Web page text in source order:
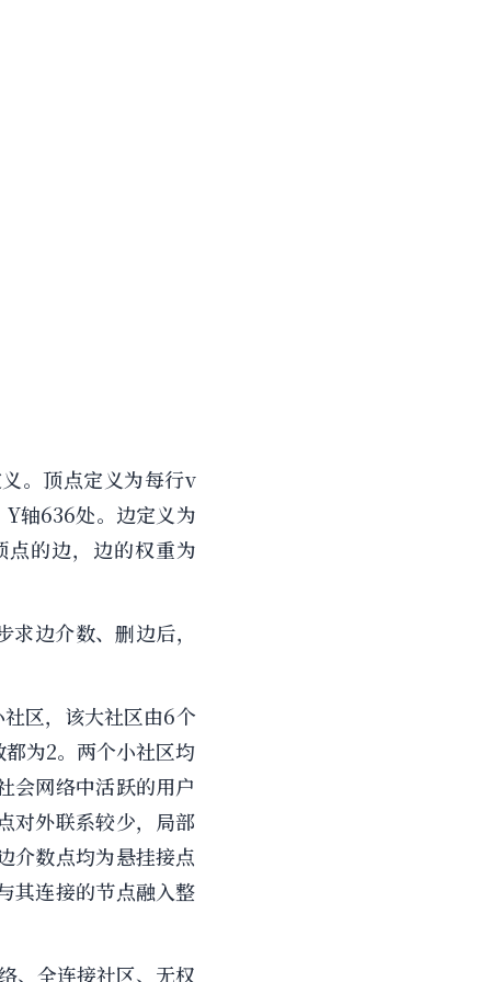
。顶点定义为每行v
轴636处。边定义为
的边，边的权重为
边介数、删边后，
区，该大社区由6个
为2。两个小社区均
会网络中活跃的用户
对外联系较少，局部
介数点均为悬挂接点
其连接的节点融入整
、全连接社区、无权